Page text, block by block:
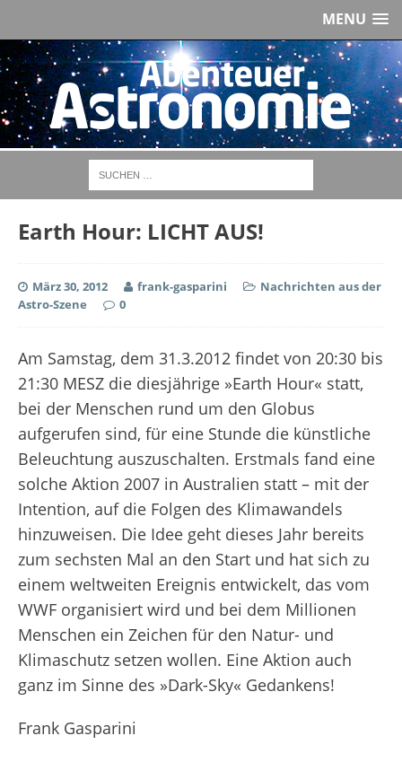
MENU
Earth Hour: LICHT AUS!
März 30, 2012 frank-gasparini
Nachrichten aus der
Astro-Szene
0
Am Samstag, dem 31.3.2012 findet von 20:30 bis
21:30 MESZ die diesjährige »Earth Hour« statt,
bei der Menschen rund um den Globus
aufgerufen sind, für eine Stunde die künstliche
Beleuchtung auszuschalten. Erstmals fand eine
solche Aktion 2007 in Australien statt – mit der
Intention, auf die Folgen des Klimawandels
hinzuweisen. Die Idee geht dieses Jahr bereits
zum sechsten Mal an den Start und hat sich zu
einem weltweiten Ereignis entwickelt, das vom
WWF organisiert wird und bei dem Millionen
Menschen ein Zeichen für den Natur- und
Klimaschutz setzen wollen. Eine Aktion auch
ganz im Sinne des »Dark-Sky« Gedankens!
Frank Gasparini